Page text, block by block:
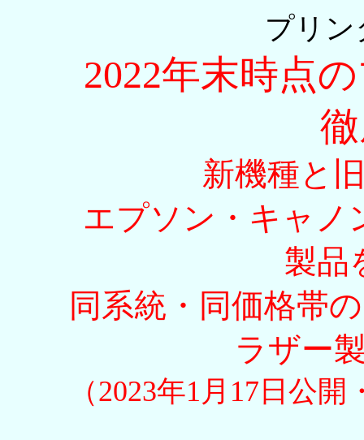
プリン
2022年末時点
新機種と
エプソン・キャノ
製品
同系統・同価格帯
ラザー
（2023年1月17日公